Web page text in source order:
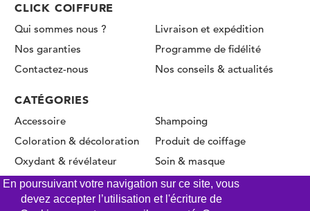
CLICK COIFFURE
Qui sommes nous ?
Livraison et expédition
Nos garanties
Programme de fidélité
Contactez-nous
Nos conseils & actualités
CATÉGORIES
Accessoire
Coloration & décoloration
Oxydant & révélateur
Permanente & Lissage
Shampoing
Produit de coiffage
Soin & masque
En poursuivant votre navigation sur ce site, vous
devez accepter l’utilisation et l'écriture de